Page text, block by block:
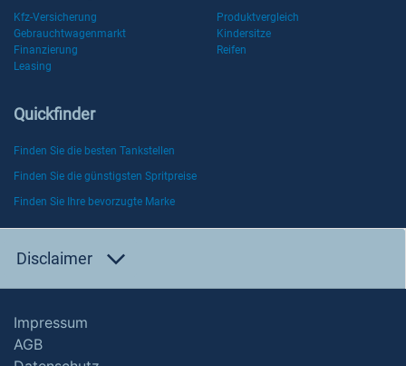
Kfz-Versicherung
Produktvergleich
Gebrauchtwagenmarkt
Kindersitze
Finanzierung
Reifen
Leasing
Quickfinder
Finden Sie die besten Tankstellen
Finden Sie die günstigsten Spritpreise
Finden Sie Ihre bevorzugte Marke
Disclaimer
Impressum
AGB